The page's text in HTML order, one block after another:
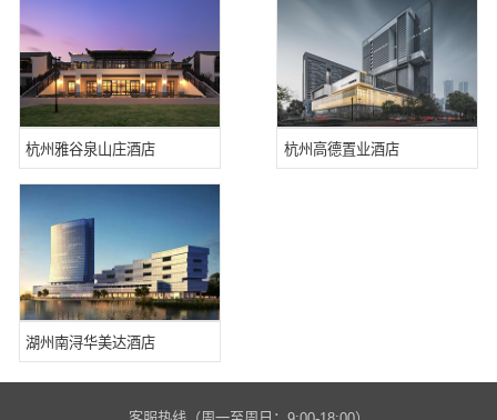
杭州雅谷泉山庄酒店 杭州高德置业酒店
湖州南浔华美达酒店